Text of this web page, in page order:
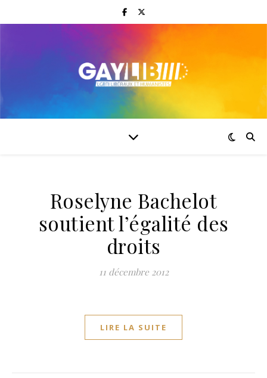
Roselyne Bachelot
soutient l’égalité des
droits
11 décembre 2012
LIRE LA SUITE